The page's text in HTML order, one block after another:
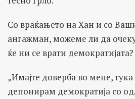
Со враќањето на Хан и со
ангажман, можеме ли да
ќе ни се врати демократијата?
„Имајте доверба во мене,
депонирам демократија со